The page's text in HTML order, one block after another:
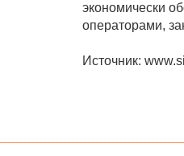
экономически
операторами,
Источник: